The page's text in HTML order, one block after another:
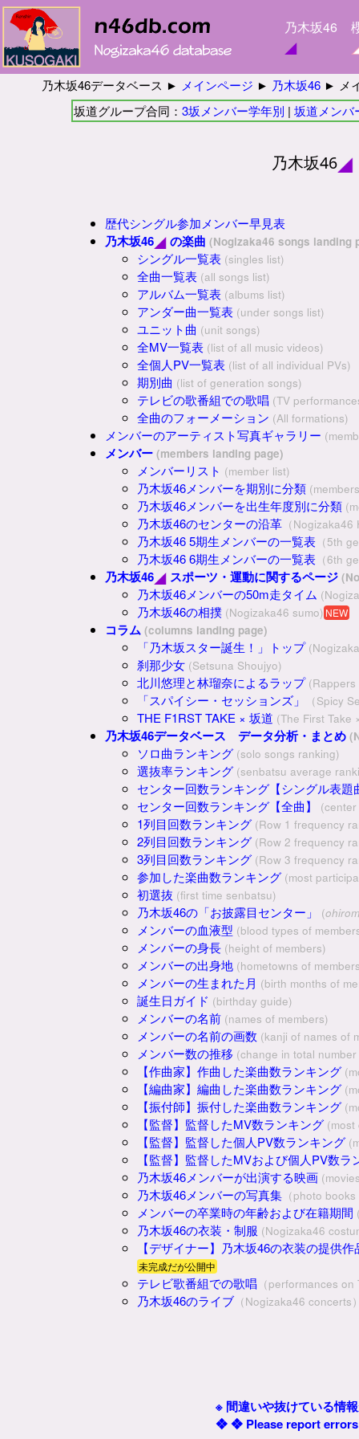
乃木坂46
乃木坂46データベース ► メインページ ► 乃木坂46 ► メ
坂道グループ合同： 3坂メンバー学年別 | 坂道メンバ
乃木坂46
歴代シングル参加メンバー早見表
乃木坂46 の楽曲 (Nogizaka46 songs landing
シングル一覧表 (singles list)
全曲一覧表 (all songs list)
アルバム一覧表 (albums list)
アンダー曲一覧表 (under songs list)
ユニット曲 (unit songs)
全MV一覧表 (list of all music videos)
全個人PV一覧表 (list of all individual PVs)
期別曲 (list of generation songs)
テレビの歌番組での歌唱 (TV
全曲のフォーメーション (All formations)
メンバーのアーティスト写真ギャラリー
メンバー (members landing page)
メンバーリスト (member list)
乃木坂46メンバーを期別に分類
乃木坂46メンバーを出生年度別に分類
乃木坂46のセンターの沿革 （
乃木坂46 5期生メンバーの一覧表 （5th
乃木坂46 6期生メンバーの一覧表 （6th
乃木坂46 スポーツ・運動に関するページ
乃木坂46メンバーの50m走タイム
乃木坂46の相撲 (Nogizaka46 sumo) NEW
コラム (columns landing page)
「乃木坂スター誕生！」トップ
刹那少女 (Setsuna Shoujyo)
北川悠理と林瑠奈によるラップ (Rappers
「スパイシー・セッションズ」 （Spicy
THE F1RST TAKE × 坂道 (The First Take
乃木坂46データベース データ分析・まとめ
ソロ曲ランキング (solo songs ranking)
選抜率ランキング (senbatsu average
センター回数ランキング【シングル表
センター回数ランキング【全曲】
1列目回数ランキング (Row 1 frequency
2列目回数ランキング (Row 2 frequency
3列目回数ランキング (Row 3 frequency
参加した楽曲数ランキング (most
初選抜 (first time senbatsu)
乃木坂46の「お披露目センター」 (
メンバーの血液型 (blood types of
メンバーの身長 (height of members)
メンバーの出身地 (hometowns of
メンバーの生まれた月 (birth months of
誕生日ガイド (birthday guide)
メンバーの名前 (names of members)
メンバーの名前の画数 (kanji of names of
メンバー数の推移 (change in total
【作曲家】作曲した楽曲数ランキング
【編曲家】編曲した楽曲数ランキング
【振付師】振付した楽曲数ランキング
【監督】監督したMV数ランキング (most
【監督】監督した個人PV数ランキング
【監督】監督したMVおよび個人PV数
乃木坂46メンバーが出演する映画
乃木坂46メンバーの写真集 （photo
メンバーの卒業時の年齢および在籍期間
乃木坂46の衣装・制服 (Nogizaka46
【デザイナー】乃木坂46の衣装の提供
未完成だが公開中
テレビ歌番組での歌唱 （performances on
乃木坂46のライブ （Nogizaka46 concerts
※ 間違いや抜けている情
❖ ❖ Please report